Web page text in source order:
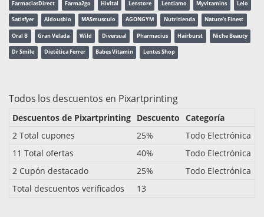
FarmaciasDirect Farma2go Hivital Lenstore Lentiamo Myvitamins Lelo
Satisfyer Aldousbio MASmusculo AGONGYM Nutritienda Nature's Finest
Oral B Gran Velada Wild Diversual Pharmacius Hairburst Niche Beauty
Dr Smile Dietética Ferrer Babes Vitamin Lentes Shop
Todos los descuentos en Pixartprinting
Descuentos de Pixartprinting Descuento Categoría
2 Total cupones
25%
Todo Electrónica
11 Total ofertas
40%
Todo Electrónica
2 Cupón destacado
25%
Todo Electrónica
Total descuentos verificados
13